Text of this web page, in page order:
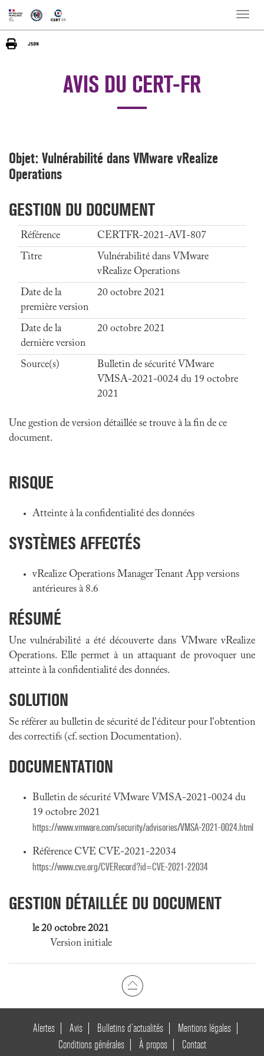
Toggle
AVIS DU CERT-FR
Objet: Vulnérabilité dans VMware vRealize
Operations
GESTION DU DOCUMENT
Référence
CERTFR-2021-AVI-807
Titre
Vulnérabilité dans VMware
vRealize Operations
Date de la
première version
20 octobre 2021
Date de la
dernière version
20 octobre 2021
Source(s)
Bulletin de sécurité VMware
VMSA-2021-0024 du 19 octobre
2021
Une gestion de version détaillée se trouve à la fin de ce
document.
RISQUE
Atteinte à la confidentialité des données
SYSTÈMES AFFECTÉS
vRealize Operations Manager Tenant App versions
antérieures à 8.6
RÉSUMÉ
Une vulnérabilité a été découverte dans VMware vRealize
Operations. Elle permet à un attaquant de provoquer une
atteinte à la confidentialité des données.
SOLUTION
Se référer au bulletin de sécurité de l'éditeur pour l'obtention
des correctifs (cf. section Documentation).
DOCUMENTATION
Bulletin de sécurité VMware VMSA-2021-0024 du
19 octobre 2021
https://www.vmware.com/security/advisories/VMSA-2021-0024.html
Référence CVE CVE-2021-22034
https://www.cve.org/CVERecord?id=CVE-2021-22034
GESTION DÉTAILLÉE DU DOCUMENT
le 20 octobre 2021
Version initiale
Alertes Avis Bulletins d’actualités
Mentions légales
Conditions générales
À propos Contact